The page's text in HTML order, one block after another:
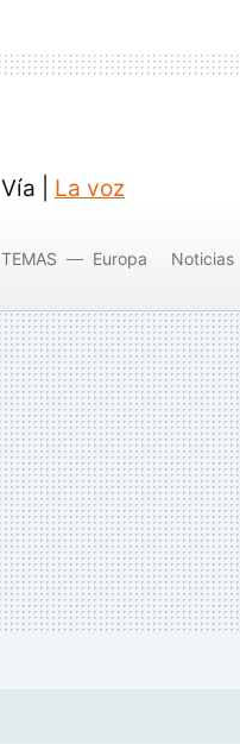
Vía | La voz
TEMAS Europa Noticias